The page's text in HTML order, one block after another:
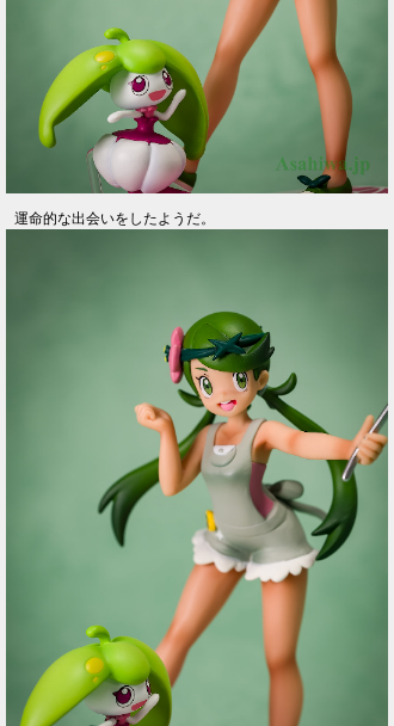
運命的な出会いをしたようだ。